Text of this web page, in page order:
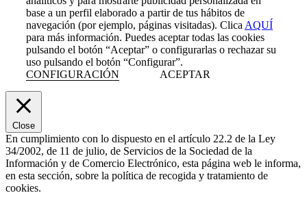
base a un perfil elaborado a partir de tus hábitos de
navegación (por ejemplo, páginas visitadas). Clica AQUÍ
para más información. Puedes aceptar todas las cookies
pulsando el botón “Aceptar” o configurarlas o rechazar su
uso pulsando el botón “Configurar”.
CONFIGURACIÓN
ACEPTAR
Close
En cumplimiento con lo dispuesto en el artículo 22.2 de la Ley
34/2002, de 11 de julio, de Servicios de la Sociedad de la
Información y de Comercio Electrónico, esta página web le informa,
en esta sección, sobre la política de recogida y tratamiento de
cookies.